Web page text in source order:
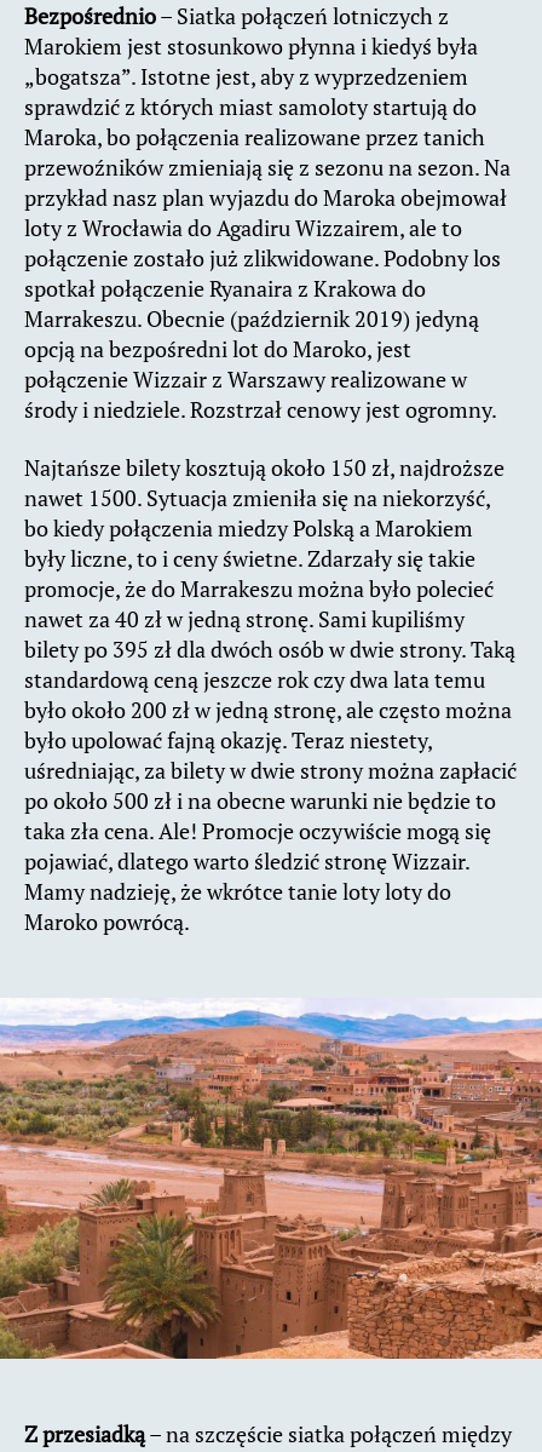
Bezpośrednio– Siatka połączeń lotniczych z
Marokiem jest stosunkowo płynna i kiedyś była
„bogatsza”. Istotne jest, aby z wyprzedzeniem
sprawdzić z których miast samoloty startują do
Maroka, bo połączenia realizowane przez tanich
przewoźników zmieniają się z sezonu na sezon. Na
przykład nasz plan wyjazdu do Maroka obejmował
loty z Wrocławia do Agadiru Wizzairem, ale to
połączenie zostało już zlikwidowane. Podobny los
spotkał połączenie Ryanaira z Krakowa do
Marrakeszu. Obecnie (październik 2019) jedyną
opcją na bezpośredni lot do Maroko, jest
połączenie Wizzair z Warszawy realizowane w
środy i niedziele. Rozstrzał cenowy jest ogromny.
Najtańsze bilety kosztują około 150 zł, najdroższe
nawet 1500. Sytuacja zmieniła się na niekorzyść,
bo kiedy połączenia miedzy Polską a Marokiem
były liczne, to i ceny świetne. Zdarzały się takie
promocje, że do Marrakeszu można było polecieć
nawet za 40 zł w jedną stronę. Sami kupiliśmy
bilety po 395 zł dla dwóch osób w dwie strony. Taką
standardową ceną jeszcze rok czy dwa lata temu
było około 200 zł w jedną stronę, ale często można
było upolować fajną okazję. Teraz niestety,
uśredniając, za bilety w dwie strony można zapłacić
po około 500 zł i na obecne warunki nie będzie to
taka zła cena. Ale! Promocje oczywiście mogą się
pojawiać, dlatego warto śledzić stronę Wizzair.
Mamy nadzieję, że wkrótce tanie loty loty do
Maroko powrócą.
Z przesiadką– na szczęście siatka połączeń między